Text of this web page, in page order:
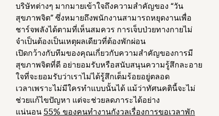
บริษัทต่างๆ มากมายเข้าใจถึงความสำคัญของ “วัน
สุขภาพจิต” ซึ่งหมายถึงพนักงานสามารถหยุดงานเพื่อ
ชาร์จพลังได้ตามที่เห็นสมควร การเจ็บป่วยทางกายไม่
จำเป็นต้องเป็นเหตุผลเดียวที่ต้องพักผ่อน
เปิดกว้างกับทีมของคุณเกี่ยวกับความสำคัญของการมี
สุขภาพจิตที่ดี อย่ายอมรับหรือสนับสนุนความรู้สึกละอาย
ใจที่จะยอมรับว่าเราไม่ได้รู้สึกเต็มร้อยอยู่ตลอด
เวลา⁠เพราะไม่มีใครทำแบบนั้นได้ แม้ว่าทัศนคตินี้จะไม่
ช่วยแก้ไขปัญหา แต่จะช่วยลดภาระได้อย่าง
แน่นอน 55% ของคนทำงานกังวลเรื่องการขอเวลาพัก